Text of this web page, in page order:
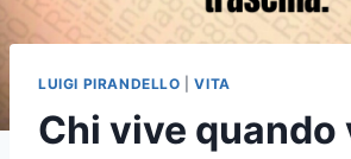
LUIGI PIRANDELLO |VITA
Chi vive quando